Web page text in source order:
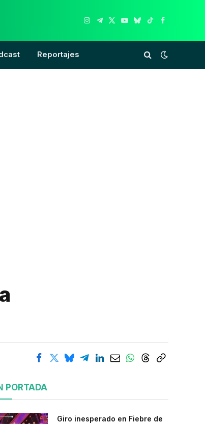
Instagram
Telegram
X
YouTube
Bluesky
TikTokFacebook
Reportajes
PORTADA
Giro inesperado en Fiebre de